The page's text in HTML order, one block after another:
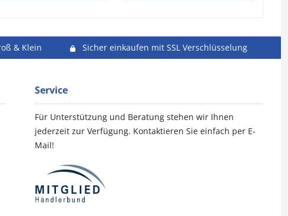
& Klein Sicher einkaufen mit SSL Verschlüsselung
Service
Für Unterstützung und Beratung stehen wir Ihnen
jederzeit zur Verfügung. Kontaktieren Sie einfach per E-
Mail!